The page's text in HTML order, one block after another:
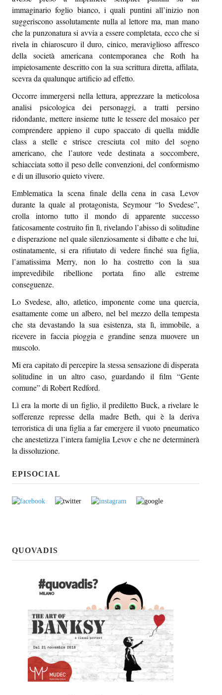
Epillole
immaginario foglio bianco, i quali puntini all’inizio non
suggeriscono assolutamente nulla al lettore ma, man mano
che la punzonatura si avvia a essere completata, ecco che si
rivela in chiaroscuro il duro, cinico, meraviglioso affresco
della società americana contemporanea che Roth ha
impietosamente descritto con la sua scrittura diretta, affilata,
scevra da qualunque artificio ad effetto.
Occorre immergersi nella lettura, apprezzare la meticolosa
analisi psicologica dei personaggi, a tratti persino
ridondante, mettere insieme tutte le tessere del mosaico per
comprendere appieno il cupo spaccato di quella middle
class a stelle e strisce cresciuta col mito del sogno
americano, che l’autore vede destinata a soccombere,
schiacciata sotto il peso delle convenzioni, del conformismo
e di un illusorio quieto vivere.
Emblematica la scena finale della cena in casa Levov
durante la quale al protagonista, Seymour “lo Svedese”,
crolla intorno tutto il mondo di apparente successo
faticosamente costruito fin lì, rivelando l’abisso di solitudine
e disperazione nel quale silenziosamente si dibatte e che lui,
ostinatamente, si era rifiutato di vedere finché sua figlia,
l’amatissima Merry, non lo ha costretto con la sua
imprevedibile ribellione portata fino alle estreme
conseguenze.
Lo Svedese, alto, atletico, imponente come una quercia,
esattamente come un albero, nel bel mezzo della tempesta
che sta devastando la sua esistenza, sta lì, immobile, a
ricevere in faccia pioggia e grandine senza muovere un
muscolo.
Mi era capitato di percepire la stessa sensazione di disperata
solitudine in un altro caso, guardando il film “Gente
comune” di Robert Redford.
Lì era la morte di un figlio, il prediletto Buck, a rivelare le
sofferenze represse della madre Beth, qui è la deriva
terroristica di una figlia a far emergere il vuoto pneumatico
che anestetizza l’intera famiglia Levov e che ne determinerà
la dissoluzione.
EPISOCIAL
QUOVADIS